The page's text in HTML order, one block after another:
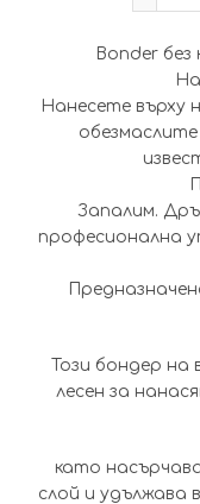
Bonder без
Нанесете върху
Запалим.
професионална
Този бондер на
лесен за
като
слой и удължава